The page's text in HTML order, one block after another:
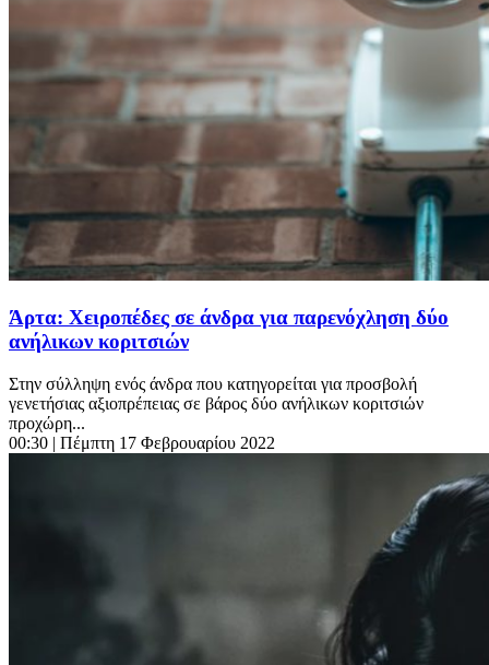
Άρτα: Χειροπέδες σε άνδρα για παρενόχληση δύο
ανήλικων κοριτσιών
Στην σύλληψη ενός άνδρα που κατηγορείται για προσβολή
γενετήσιας αξιοπρέπειας σε βάρος δύο ανήλικων κοριτσιών
προχώρη...
00:30 | Πέμπτη 17 Φεβρουαρίου 2022